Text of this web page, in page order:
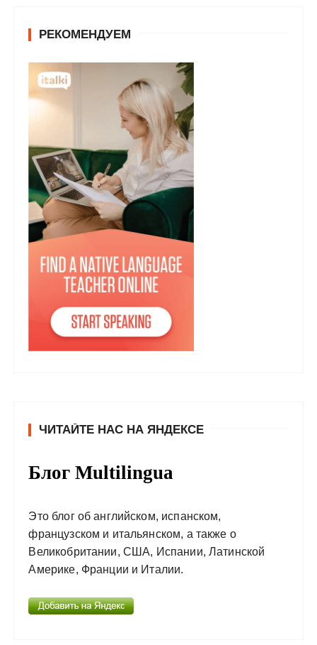
РЕКОМЕНДУЕМ
ЧИТАЙТЕ НАС НА ЯНДЕКСЕ
Блог Multilingua
Это блог об английском, испанском,
французском и итальянском, а также о
Великобритании, США, Испании, Латинской
Америке, Франции и Италии.